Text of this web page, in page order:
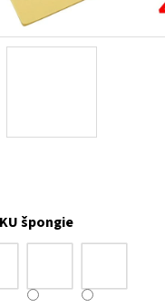
špongie